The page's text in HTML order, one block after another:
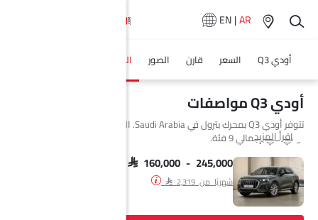
EN|AR
أودي Q3 السعر قارن الصور المواصفات
أودي Q3 مواصفات
تتوفر أودي Q3 بمحرك بترول في Saudi Arabia. السيارة الجديدة إس يو في من
أودي تأتي بإجمالي 9 فئة.
اقرأ المزيد
SAR 160,000 - 245,000
شهريًا من SAR 2,319